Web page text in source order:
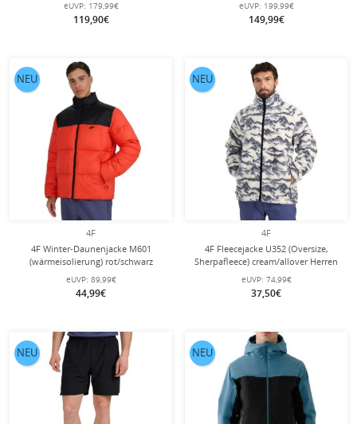
eUVP: 179,99€
119,90€
eUVP: 199,99€
149,99€
4F
4F Winter-Daunenjacke M601
(wärmeisolierung) rot/schwarz
Herren
eUVP: 89,99€
44,99€
NEU
4F
4F Fleecejacke U352 (Oversize,
Sherpafleece) cream/allover Herren
eUVP: 74,99€
37,50€
NEU
NEU NEU